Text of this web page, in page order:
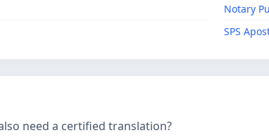
Notary
SPS
need a certified translation?